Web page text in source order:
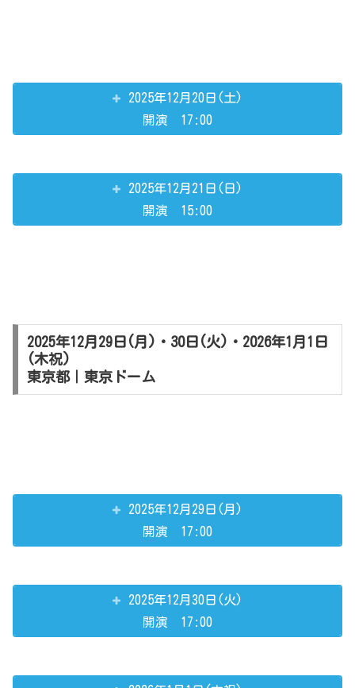
2025年12月20日(土)
開演 17:00
2025年12月21日(日)
開演 15:00
2025年12月29日(月)・30日(火)・2026年1月1日
(木祝)
東京都｜東京ドーム
2025年12月29日(月)
開演 17:00
2025年12月30日(火)
開演 17:00